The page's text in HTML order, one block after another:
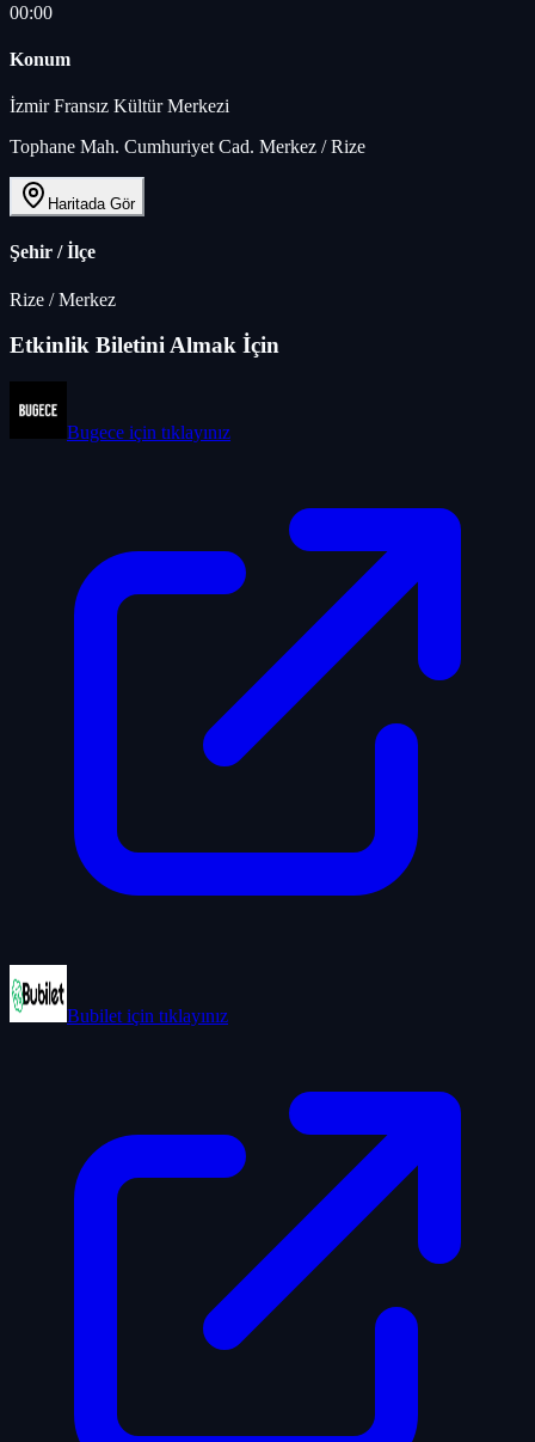
00:00
Konum
İzmir Fransız Kültür Merkezi
Tophane Mah. Cumhuriyet Cad. Merkez / Rize
Haritada Gör
Şehir / İlçe
Rize /Merkez
Etkinlik Biletini Almak İçin
Bugece için tıklayınız
Bubilet için tıklayınız